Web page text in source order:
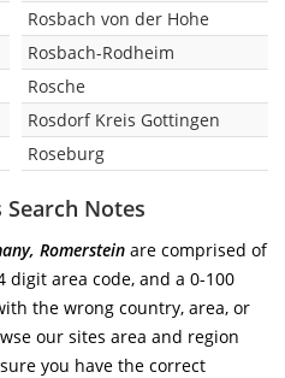
Rosbach von der Hohe
Rosbach-Rodheim
Rosche
Rosdorf Kreis Gottingen
Roseburg
Search Notes
Romerstein are comprised of
digit area code, and a 0-100
the wrong country, area, or
our sites area and region
you have the correct